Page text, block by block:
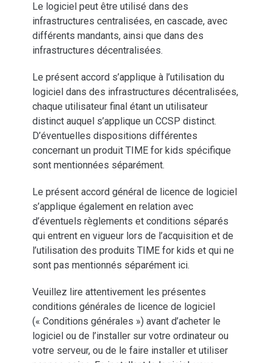
Le logiciel peut être utilisé dans des
infrastructures centralisées, en cascade, avec
différents mandants, ainsi que dans des
infrastructures décentralisées.
Le présent accord s’applique à l’utilisation du
logiciel dans des infrastructures décentralisées,
chaque utilisateur final étant un utilisateur
distinct auquel s’applique un CCSP distinct.
D’éventuelles dispositions différentes
concernant un produit TIME for kids spécifique
sont mentionnées séparément.
Le présent accord général de licence de logiciel
s’applique également en relation avec
d’éventuels règlements et conditions séparés
qui entrent en vigueur lors de l’acquisition et de
l’utilisation des produits TIME for kids et qui ne
sont pas mentionnés séparément ici.
Veuillez lire attentivement les présentes
conditions générales de licence de logiciel
(« Conditions générales ») avant d’acheter le
logiciel ou de l’installer sur votre ordinateur ou
votre serveur, ou de le faire installer et utiliser